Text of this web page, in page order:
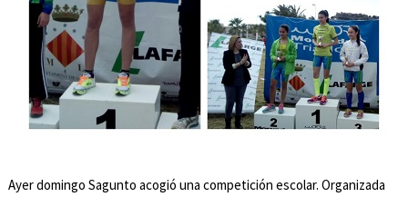
Ayer domingo Sagunto acogió una competición escolar. Organizada